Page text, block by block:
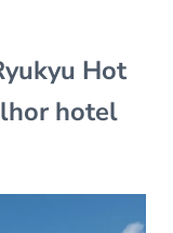
Hot
hotel